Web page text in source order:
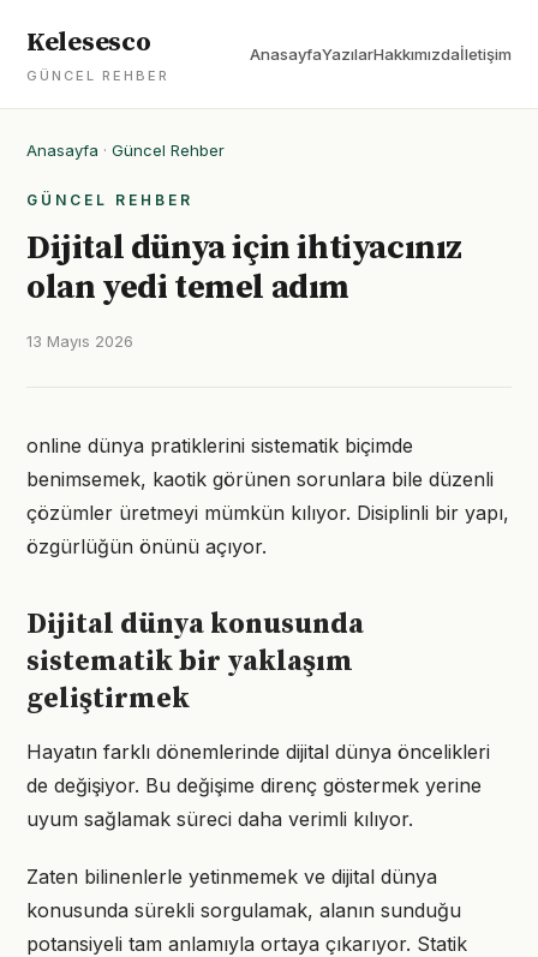
Kelesesco
GÜNCEL REHBER
AnasayfaYazılarHakkımızdaİletişim
Anasayfa · Güncel Rehber
GÜNCEL REHBER
Dijital dünya için ihtiyacınız
olan yedi temel adım
13 Mayıs 2026
online dünya pratiklerini sistematik biçimde
benimsemek, kaotik görünen sorunlara bile düzenli
çözümler üretmeyi mümkün kılıyor. Disiplinli bir yapı,
özgürlüğün önünü açıyor.
Dijital dünya konusunda
sistematik bir yaklaşım
geliştirmek
Hayatın farklı dönemlerinde dijital dünya öncelikleri
de değişiyor. Bu değişime direnç göstermek yerine
uyum sağlamak süreci daha verimli kılıyor.
Zaten bilinenlerle yetinmemek ve dijital dünya
konusunda sürekli sorgulamak, alanın sunduğu
potansiyeli tam anlamıyla ortaya çıkarıyor. Statik